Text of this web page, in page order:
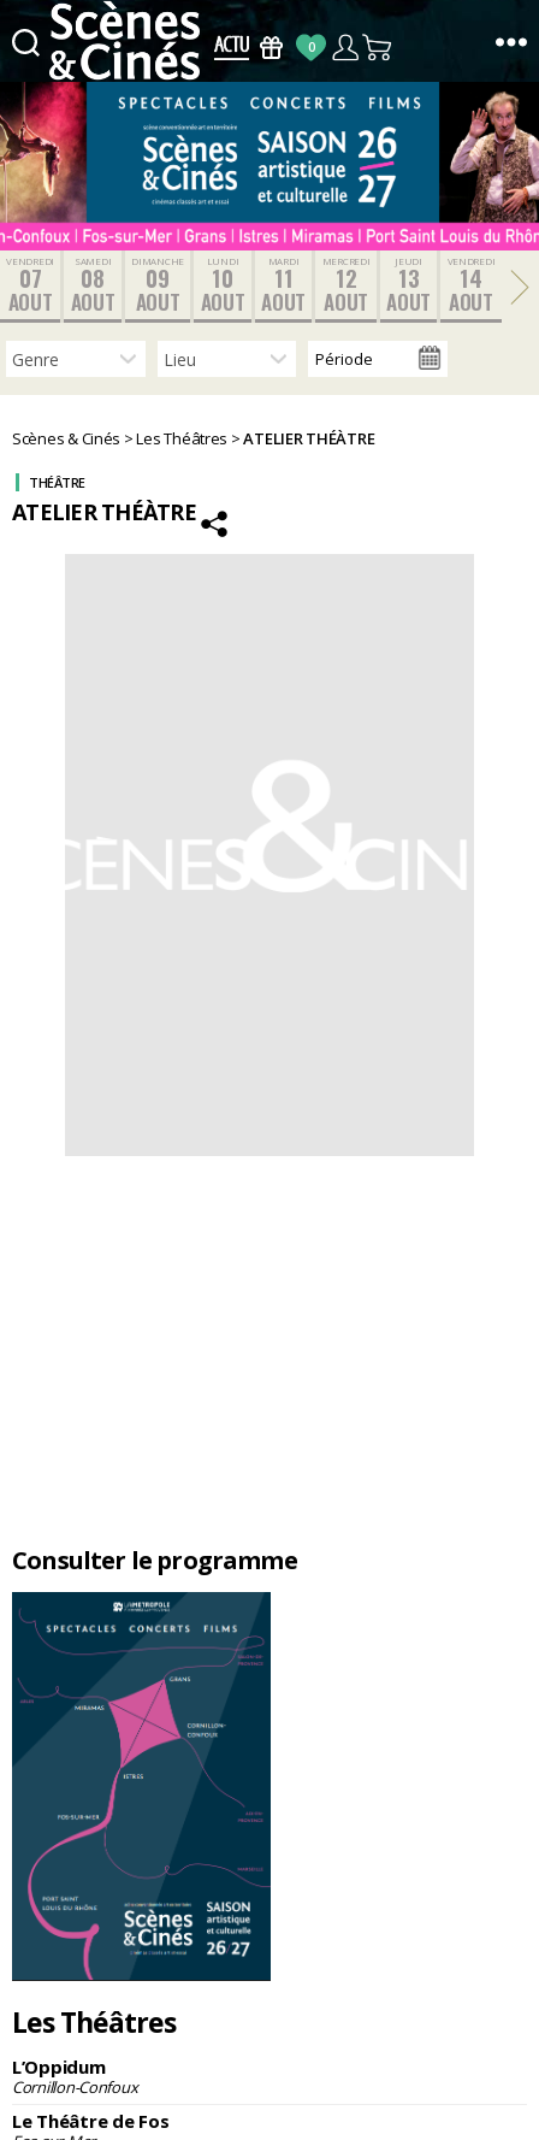
Scènes
Cinés
0
VENDREDI
07
AOUT
SAMEDI
08
AOUT
DIMANCHE
09
AOUT
LUNDI
10
AOUT
MARDI
11
AOUT
MERCREDI
12
AOUT
JEUDI
13
AOUT
VENDREDI
14
AOUT
Scènes & Cinés >Les Théâtres >ATELIER THÉÀTRE
Consulter le programme
Les Théâtres
L’Oppidum
Cornillon-Confoux
Le Théâtre de Fos
ATELIER THÉÀTRE
THÉÂTRE